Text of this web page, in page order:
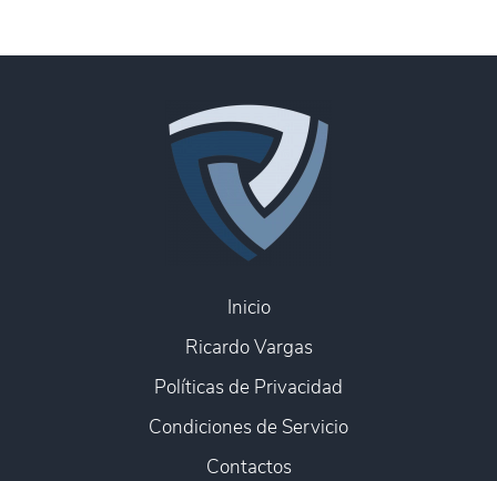
Inicio
Ricardo Vargas
Políticas de Privacidad
Condiciones de Servicio
Contactos